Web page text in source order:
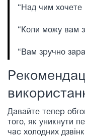
“Над чим хочете
“Коли можу вам
“Вам зручно
Давайте тепер
того, як уникнути
час холодних